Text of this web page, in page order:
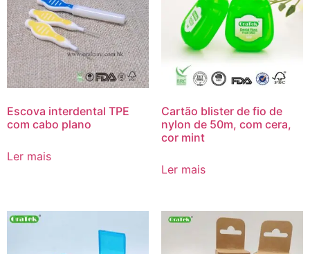
Escova interdental TPE
com cabo plano
Ler mais
Cartão blister de fio de
nylon de 50m, com cera,
cor mint
Ler mais